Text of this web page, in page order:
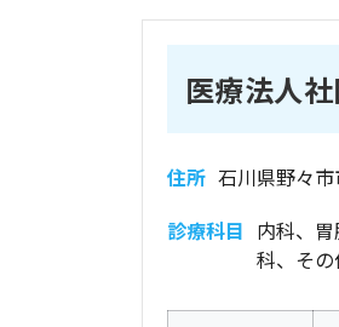
医療法人
住所 石川県野々
診療科目 内科、
科、そ